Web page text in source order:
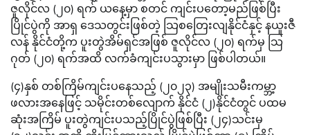
ဇူလိုင်လ (၂၀) ရက် ယနေ့မှာ စတင် ကျင်းပတော့မည်ဖြစ်ပြီး
ပြိုင်ပွဲကို အာရှ ဒေသတွင်းဖြစ်တဲ့ သြစတြေးလျနိုင်ငံနှင့် နယူးဇီ
လန် နိုင်ငံတို့က ပူးတွဲအိမ်ရှင်အဖြစ် ဇူလိုင်လ (၂၀) ရက်မှ သြ
ဂုတ် (၂၀) ရက်အထိ လက်ခံကျင်းပသွားမှာ ဖြစ်ပါတယ်။
(၄)နှစ် တစ်ကြိမ်ကျင်းပနေသည့် (၂၀၂၃) အမျိုးသမီးကမ္ဘာ့
ဖလားအနေဖြင့် သမိုင်းတစ်လျောက် နိုင်ငံ (၂)နိုင်ငံတွင် ပထမ
ဆုံးအကြိမ် ပူးတွဲကျင်းပသည့်ပြိုင်ပွဲဖြစ်ပြီး (၂၄)သင်းမှ